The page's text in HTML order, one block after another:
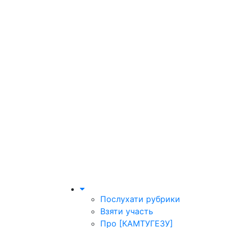
Послухати рубрики
Взяти участь
Про [КАМТУГЕЗУ]